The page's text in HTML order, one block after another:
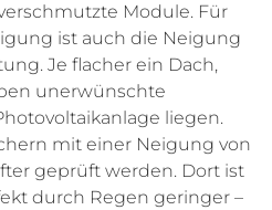
Module. Für
ist auch die Neigung
Je flacher ein Dach,
unerwünschte
liegen.
mit einer Neigung von
geprüft werden. Dort ist
durch Regen geringer –